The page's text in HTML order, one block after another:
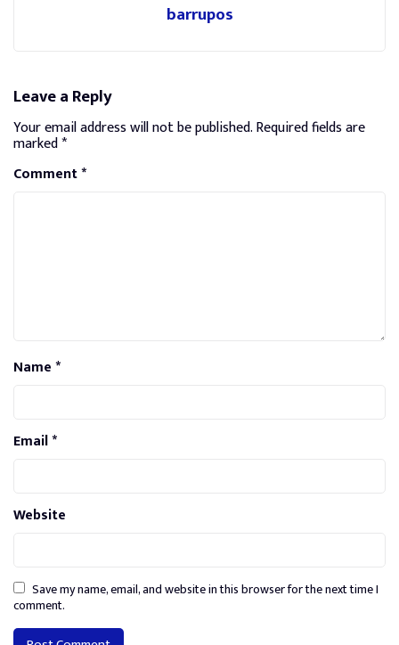
barrupos
Leave a Reply
Your email address will not be published.Required fields are
marked*
Comment*
Name*
Email*
Website
Save my name, email, and website in this browser for the next time I
comment.